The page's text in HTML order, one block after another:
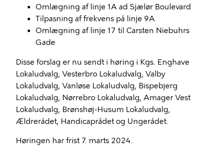
Omlægning af linje 1A ad Sjælør Boulevard
Tilpasning af frekvens på linje 9A
Omlægning af linje 17 til Carsten Niebuhrs
Gade
Disse forslag er nu sendt i høring i Kgs. Enghave
Lokaludvalg, Vesterbro Lokaludvalg, Valby
Lokaludvalg, Vanløse Lokaludvalg, Bispebjerg
Lokaludvalg, Nørrebro Lokaludvalg, Amager Vest
Lokaludvalg, Brønshøj-Husum Lokaludvalg,
Ældrerådet, Handicaprådet og Ungerådet.
Høringen har frist 7. marts 2024.